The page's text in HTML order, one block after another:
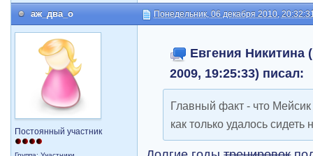
аж_два_о Понедельник, 06 декабря 2010,
Постоянный участник
Евгения Никитина
2009, 19:25:33) писал:
Главный факт - что
как только удалось